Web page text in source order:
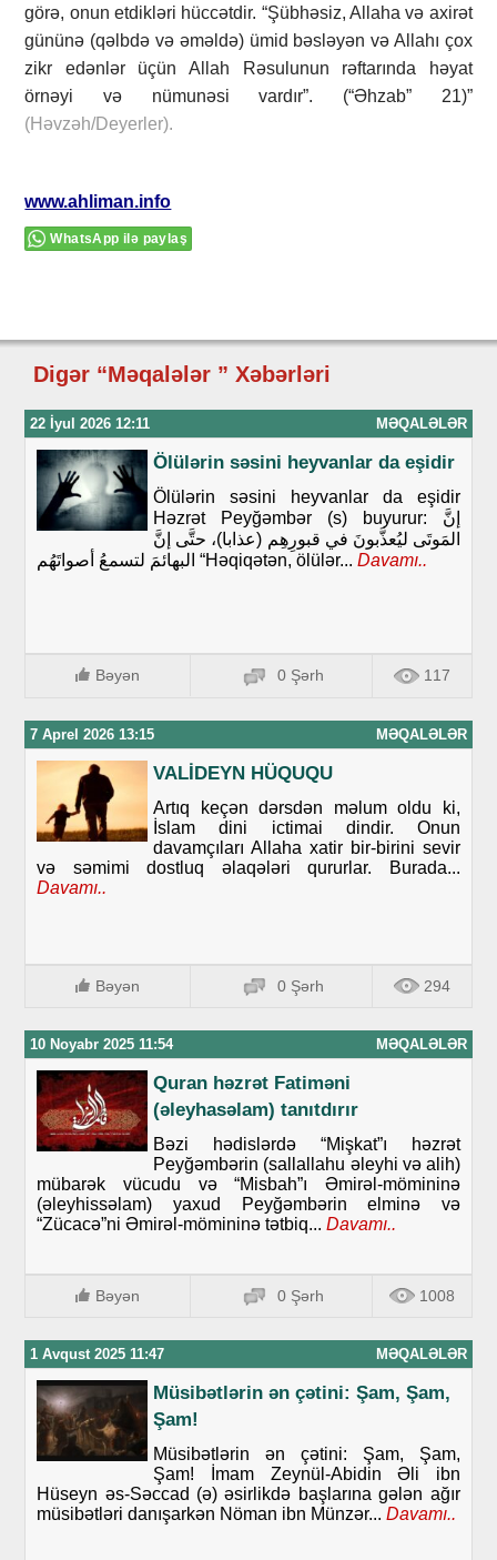
görə, onun etdikləri hüccətdir. “Şübhəsiz, Allaha və axirət
gününə (qəlbdə və əməldə) ümid bəsləyən və Allahı çox
zikr edənlər üçün Allah Rəsulunun rəftarında həyat
örnəyi və nümunəsi vardır”. (“Əhzab” 21)”
(Həvzəh/Deyerler).
www.ahliman.info
WhatsApp ilə paylaş
Digər “Məqalələr ” Xəbərləri
22 İyul 2026 12:11 MƏQALƏLƏR
Ölülərin səsini heyvanlar da eşidir
Ölülərin səsini heyvanlar da eşidir
Həzrət Peyğəmbər (s) buyurur: إنَّ
المَوتَى ليُعذَّبونَ في قبورِهِم (عذابا)، حتَّى إنَّ
البهائمَ لتسمعُ أصواتَهُم “Həqiqətən, ölülər... Davamı..
Bəyən 0 Şərh 117
7 Aprel 2026 13:15 MƏQALƏLƏR
VALİDEYN HÜQUQU
Artıq keçən dərsdən məlum oldu ki,
İslаm dini ictimai dindir. Onun
davamçıları Allaha xatir bir-birini sevir
və səmimi dostluq əlaqələri qururlar. Burada...
Davamı..
Bəyən 0 Şərh 294
10 Noyabr 2025 11:54 MƏQALƏLƏR
Quran həzrət Fatiməni
(əleyhasəlam) tanıtdırır
Bəzi hədislərdə “Mişkat”ı həzrət
Peyğəmbərin (sallallahu əleyhi və alih)
mübarək vücudu və “Misbah”ı Əmirəl-mömininə
(əleyhissəlam) yaxud Peyğəmbərin elminə və
“Zücacə”ni Əmirəl-mömininə tətbiq... Davamı..
Bəyən 0 Şərh 1008
1 Avqust 2025 11:47 MƏQALƏLƏR
Müsibətlərin ən çətini: Şam, Şam,
Şam!
Müsibətlərin ən çətini: Şam, Şam,
Şam! İmam Zeynül-Abidin Əli ibn
Hüseyn əs-Səccad (ə) əsirlikdə başlarına gələn ağır
müsibətləri danışarkən Nöman ibn Münzər... Davamı..